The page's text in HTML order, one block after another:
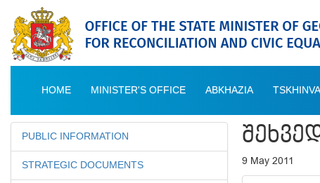
HOME MINISTER'S OFFICE ABKHAZIA
PUBLIC INFORMATION
STRATEGIC DOCUMENTS 9 May 2011